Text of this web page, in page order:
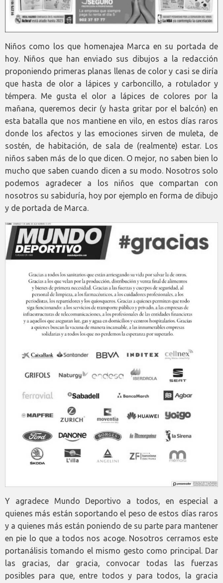
Niños como los que homenajea Marca en su portada de
hoy. Niños que han enviado sus dibujos a la redacción
proponiendo primeras planas llenas de color y casi se diría
que hasta de olor a lápices y carboncillo, a rotulador y
témpera. Me gusta el olor a lápices de colores por la
mañana, queremos decir (y hasta gritar por el balcón) en
esta batalla que nos mantiene en vilo, en estos días raros
donde los afectos y las emociones sirven de muleta, de
sostén, de habitación, de sala de (realmente) estar. Los
niños saben más de lo que dicen. O mejor, no saben bien lo
mucho que saben cuando dicen a su modo. Nosotros solo
podemos agradecer a los niños que compartan con
nosotros su sabiduría, hoy por ejemplo en forma de dibujo
y de portada de Marca.
Y agradece Mundo Deportivo a todos, en especial a
quienes más están soportando el peso de estos días raros
y a quienes más están poniendo de su parte para mantener
en pie lo que a todos nos acoge. Nosotros cerramos este
portanálisis tomando el mismo gesto como principal. Dar
las gracias, dar gracia, convocar todas las fuerzas
posibles para que, entre todos y para todos, la gracia